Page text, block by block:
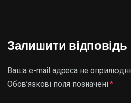
Залишити відповідь
Ваша e-mail адреса не
Обов’язкові поля позначені *